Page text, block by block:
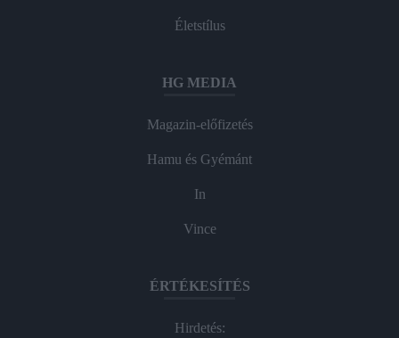
Életstílus
HG MEDIA
Magazin-előfizetés
Hamu és Gyémánt
In
Vince
ÉRTÉKESÍTÉS
Hirdetés: